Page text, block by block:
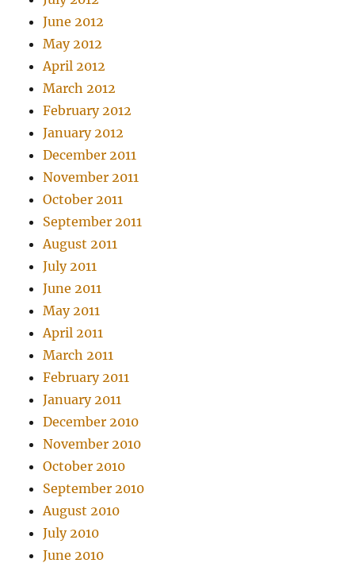
June 2012
May 2012
April 2012
March 2012
February 2012
January 2012
December 2011
November 2011
October 2011
September 2011
August 2011
July 2011
June 2011
May 2011
April 2011
March 2011
February 2011
January 2011
December 2010
November 2010
October 2010
September 2010
August 2010
July 2010
June 2010